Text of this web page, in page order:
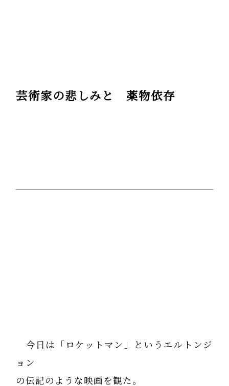
芸術家の悲しみと 薬物依存
今日は「ロケットマン」というエルトンジ
ョン
の伝記のような映画を観た。